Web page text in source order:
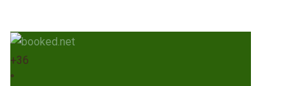
+36
°